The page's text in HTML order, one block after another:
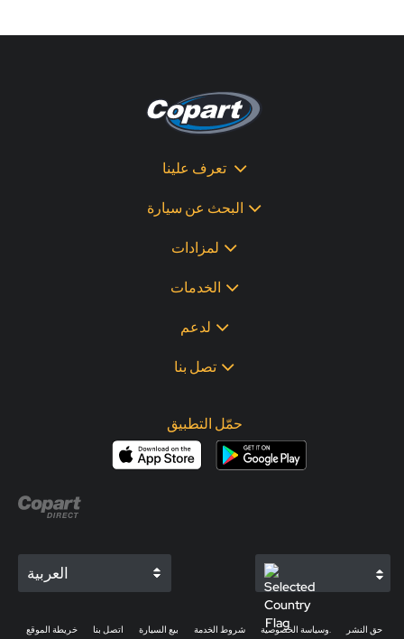
تعرف علينا
البحث عن سيارة
لمزادات
الخدمات
لدعم
تصل بنا
حمّل التطبيق
العربية
خريطة الموقع اتصل بنا بيع السيارة شروط الخدمة حق النشر